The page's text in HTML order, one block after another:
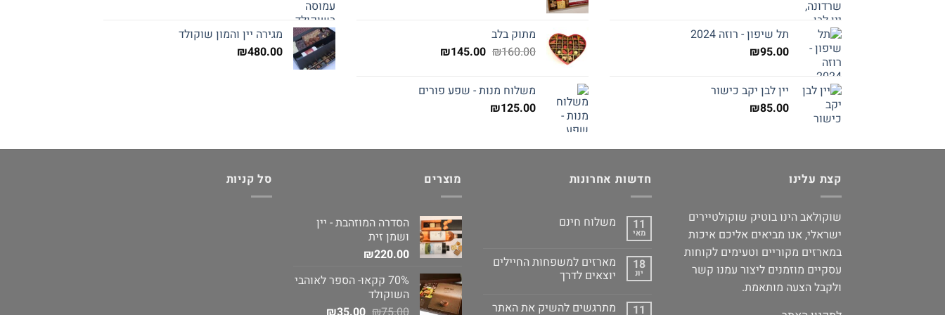
תל שיפון - רוזה 2024
₪95.00
יין לבן יקב כישור
₪85.00
מתוק בלב
₪160.00
המחיר
₪160.00.
₪145.00
המחיר
₪145.00.
משלוח מנות - שפע פורים
₪125.00
מגירה יין והמון שוקולד
₪480.00
קצת עלינו
שוקולאב הינו בוטיק שוקולטיירים
ישראלי, אנו מביאים אליכם איכות
במארזים מקוריים וטעימים לקוחות
עסקיים מוזמנים ליצור עמנו קשר
ולקבל הצעה מותאמת.
חדשות אחרונות
11
מאי
משלוח חינם
18
יונ
מארזים למשפחות החיילים
יוצאים לדרך
11 מתרגשים להשיק את האתר
מוצרים
הסדרה המוזהבת - יין
ושמן זית
₪220.00
70% קקאו- הספר לאוהבי
השוקולד
המחיר המחיר
סל קניות